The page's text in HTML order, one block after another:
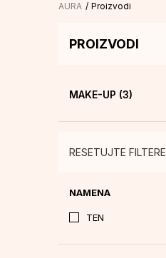
AURA Proizvodi
PROIZVODI
MAKE-UP (3)
RESETUJTE FILTERE
NAMENA
TEN